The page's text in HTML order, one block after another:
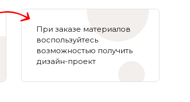
При заказе материалов
воспользуйтесь
возможностью получить
дизайн-проект